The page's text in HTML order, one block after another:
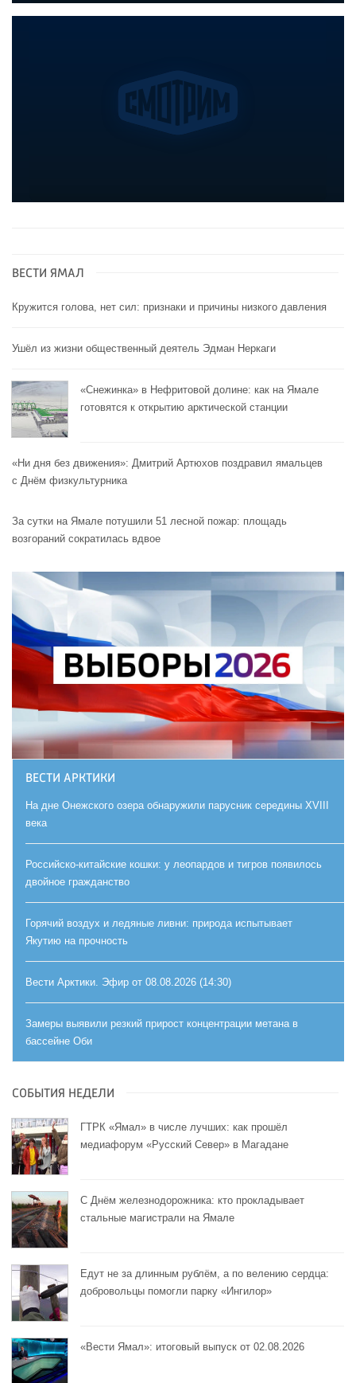
ВЕСТИ ЯМАЛ
Кружится голова, нет сил: признаки и причины низкого давления
Ушёл из жизни общественный деятель Эдман Неркаги
«Снежинка» в Нефритовой долине: как на Ямале
готовятся к открытию арктической станции
«Ни дня без движения»: Дмитрий Артюхов поздравил ямальцев
с Днём физкультурника
За сутки на Ямале потушили 51 лесной пожар: площадь
возгораний сократилась вдвое
ВЕСТИ АРКТИКИ
На дне Онежского озера обнаружили парусник середины XVIII
века
Российско-китайские кошки: у леопардов и тигров появилось
двойное гражданство
Горячий воздух и ледяные ливни: природа испытывает
Якутию на прочность
Вести Арктики. Эфир от 08.08.2026 (14:30)
Замеры выявили резкий прирост концентрации метана в
бассейне Оби
СОБЫТИЯ НЕДЕЛИ
ГТРК «Ямал» в числе лучших: как прошёл
медиафорум «Русский Север» в Магадане
С Днём железнодорожника: кто прокладывает
стальные магистрали на Ямале
Едут не за длинным рублём, а по велению сердца:
добровольцы помогли парку «Ингилор»
«Вести Ямал»: итоговый выпуск от 02.08.2026